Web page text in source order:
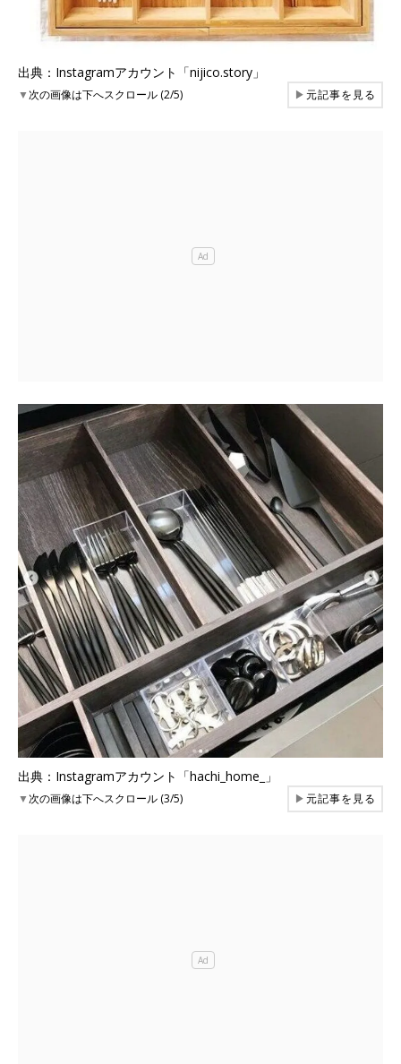
出典：Instagramアカウント「nijico.story」
▼次の画像は下へスクロール (2/5) ▶元記事を見る
出典：Instagramアカウント「hachi_home_」
▼次の画像は下へスクロール (3/5) ▶元記事を見る